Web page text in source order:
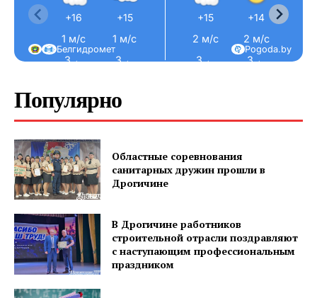
Газета
"Драгічынскі Веснік"
ПОДПИСАТЬСЯ
+16
1 м/с
З ←
+15
1 м/с
З ←
+15
2 м/с
З ←
+14
2 м/с
З ←
З ←
Pogoda.by
Белгидромет
Популярно
Областные соревнования
санитарных дружин прошли в
Дрогичине
В Дрогичине работников
строительной отрасли поздравляют
с наступающим профессиональным
праздником